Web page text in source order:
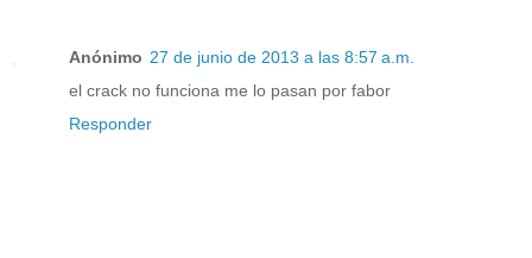
Anónimo 27 de junio de 2013 a las 8:57 a.m.
el crack no funciona me lo pasan por fabor
Responder